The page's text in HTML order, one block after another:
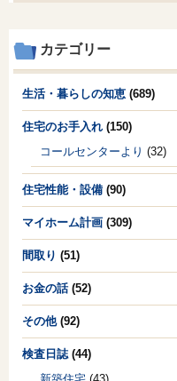
カテゴリー
生活・暮らしの知恵 (689)
住宅のお手入れ (150)
コールセンターより (32)
住宅性能・設備 (90)
マイホーム計画 (309)
間取り (51)
お金の話(52)
その他(92)
検査日誌(44)